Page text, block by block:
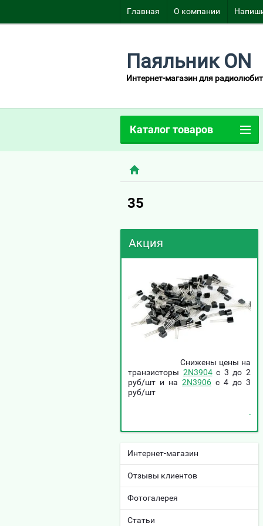
Главная О компании
Паяльник ON
Интернет-магазин для
35
Каталог товаров
Акция
Снижены цены на
транзисторы 2N3904c 3 до 2
руб/шт и на 2N3906 c 4 до 3
руб/шт
Интернет-магазин
Отзывы клиентов
Фотогалерея
Статьи